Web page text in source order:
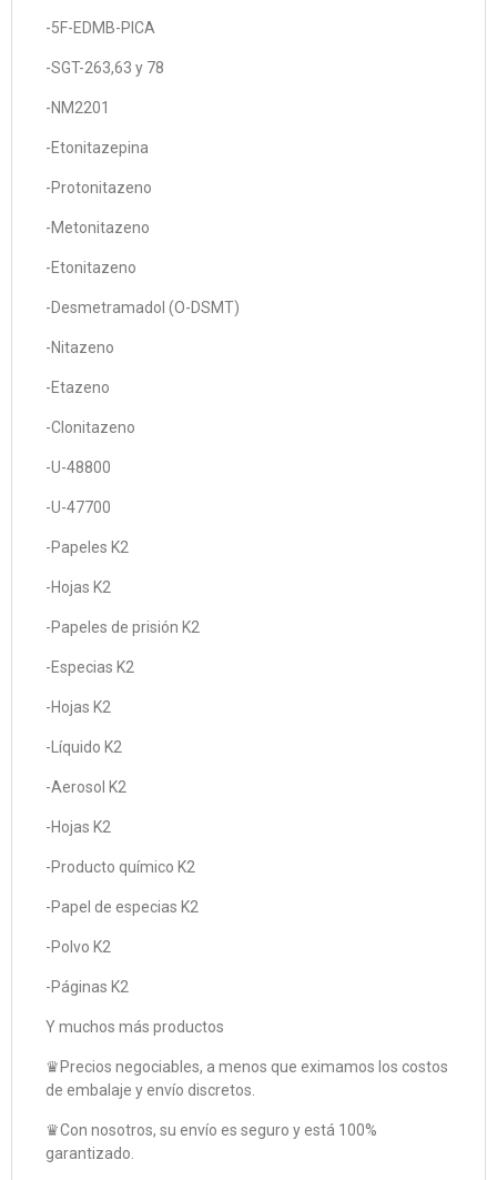
-5F-EDMB-PICA
-SGT-263,63 y 78
-NM2201
-Etonitazepina
-Protonitazeno
-Metonitazeno
-Etonitazeno
-Desmetramadol (O-DSMT)
-Nitazeno
-Etazeno
-Clonitazeno
-U-48800
-U-47700
-Papeles K2
-Hojas K2
-Papeles de prisión K2
-Especias K2
-Hojas K2
-Líquido K2
-Aerosol K2
-Hojas K2
-Producto químico K2
-Papel de especias K2
-Polvo K2
-Páginas K2
Y muchos más productos
♛Precios negociables, a menos que eximamos los costos
de embalaje y envío discretos.
♛Con nosotros, su envío es seguro y está 100%
garantizado.